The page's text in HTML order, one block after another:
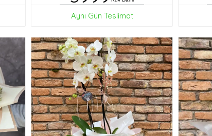
Aynı Gün Teslimat